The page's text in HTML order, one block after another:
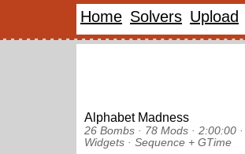
Home Solvers Upload
Alphabet Madness
26 Bombs · 78 Mods · 2:00:00 ·
Widgets · Sequence + GTime